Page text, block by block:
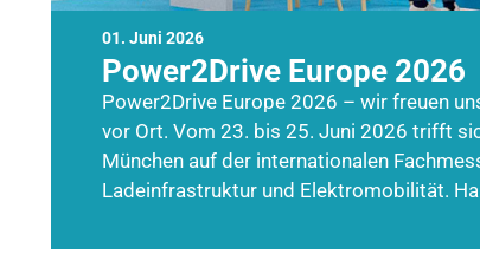
01. Juni 2026
Power2Drive Europe 2026
Power2Drive Europe 2026 – wir freuen
vor Ort. Vom 23. bis 25. Juni 2026 trifft
München auf der internationalen
Ladeinfrastruktur und Elektromobilität.